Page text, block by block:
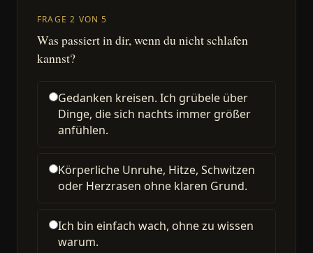
FRAGE 2 VON 5
Was passiert in dir, wenn du nicht schlafen
kannst?
Gedanken kreisen. Ich grübele über
Dinge, die sich nachts immer größer
anfühlen.
Körperliche Unruhe, Hitze, Schwitzen
oder Herzrasen ohne klaren Grund.
Ich bin einfach wach, ohne zu wissen
warum.